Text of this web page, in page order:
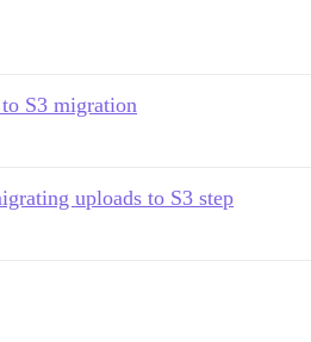
S3 migration
uploads to S3 step